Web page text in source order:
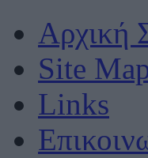
Αρχική
Site
Links